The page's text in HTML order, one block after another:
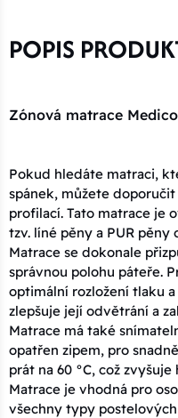
POPIS
Zónová matrace
Pokud hledáte matraci,
spánek, můžete
profilací. Tato matrace je
tzv. líné pěny a PUR pěny
Matrace se dokonale
správnou polohu páteře.
optimální rozložení tlaku
zlepšuje její odvětrání a
Matrace má také
opatřen zipem, pro
prát na 60 °C, což
Matrace je vhodná pro
všechny typy